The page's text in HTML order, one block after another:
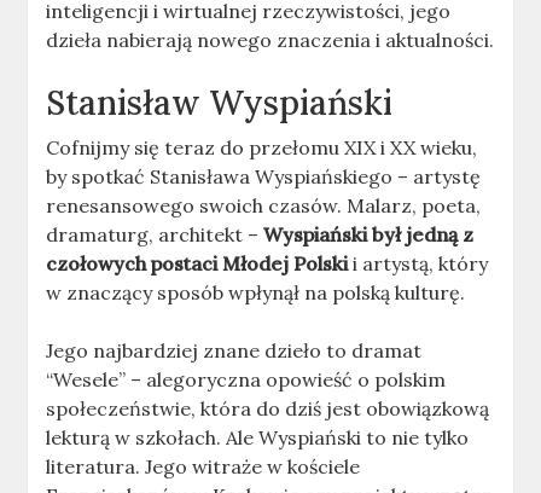
inteligencji i wirtualnej rzeczywistości, jego
dzieła nabierają nowego znaczenia i aktualności.
Stanisław Wyspiański
Cofnijmy się teraz do przełomu XIX i XX wieku,
by spotkać Stanisława Wyspiańskiego – artystę
renesansowego swoich czasów. Malarz, poeta,
dramaturg, architekt –Wyspiański był jedną z
czołowych postaci Młodej Polskii artystą, który
w znaczący sposób wpłynął na polską kulturę.
Jego najbardziej znane dzieło to dramat
“Wesele” – alegoryczna opowieść o polskim
społeczeństwie, która do dziś jest obowiązkową
lekturą w szkołach. Ale Wyspiański to nie tylko
literatura. Jego witraże w kościele